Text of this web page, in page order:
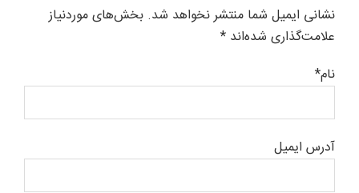
نشانی ایمیل شما منتشر نخواهد شد. بخش‌های موردنیاز
علامت‌گذاری شده‌اند *
نام*
آدرس ایمیل